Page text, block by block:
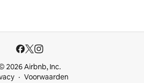
2026 Airbnb, Inc.
Voorwaarden